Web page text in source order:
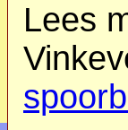
Lees